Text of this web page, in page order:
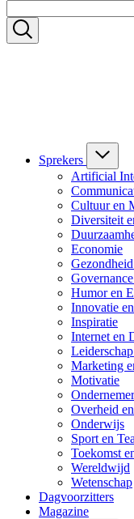
Sprekers
Artificial
Cultuur en
Diversiteit
Economie
Humor en
Innovatie
Inspiratie
Internet en
Marketing
Motivatie
Overheid
Onderwijs
Sport en
Toekomst
Wereldwijd
Wetenschap
Dagvoorzitters
Magazine